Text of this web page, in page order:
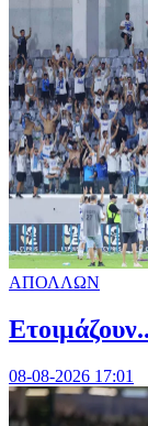
ΑΠΟΛΛΩΝ
08-08-2026 17:01